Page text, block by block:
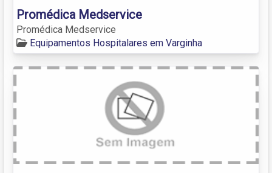
Promédica Medservice
Promédica Medservice
Equipamentos Hospitalares em Varginha